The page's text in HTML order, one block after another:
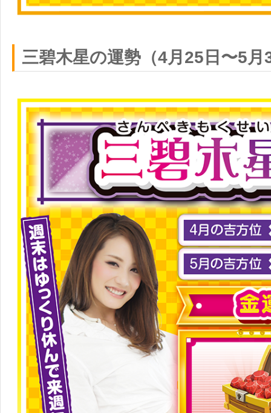
三碧木星の運勢（4月25日〜5月